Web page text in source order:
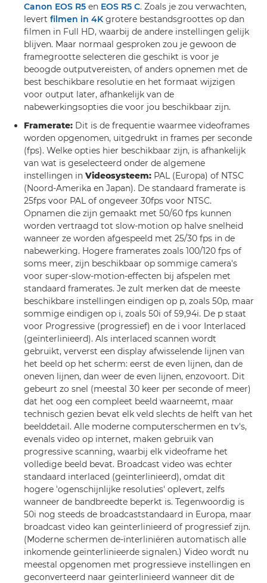
Canon EOS R5 en EOS R5 C. Zoals je zou verwachten,
levert filmen in 4K grotere bestandsgroottes op dan
filmen in Full HD, waarbij de andere instellingen gelijk
blijven. Maar normaal gesproken zou je gewoon de
framegrootte selecteren die geschikt is voor je
beoogde outputvereisten, of anders opnemen met de
best beschikbare resolutie en het formaat wijzigen
voor output later, afhankelijk van de
nabewerkingsopties die voor jou beschikbaar zijn.
Framerate: Dit is de frequentie waarmee videoframes
worden opgenomen, uitgedrukt in frames per seconde
(fps). Welke opties hier beschikbaar zijn, is afhankelijk
van wat is geselecteerd onder de algemene
instellingen in Videosysteem: PAL (Europa) of NTSC
(Noord-Amerika en Japan). De standaard framerate is
25fps voor PAL of ongeveer 30fps voor NTSC.
Opnamen die zijn gemaakt met 50/60 fps kunnen
worden vertraagd tot slow-motion op halve snelheid
wanneer ze worden afgespeeld met 25/30 fps in de
nabewerking. Hogere framerates zoals 100/120 fps of
soms meer, zijn beschikbaar op sommige camera's
voor super-slow-motion-effecten bij afspelen met
standaard framerates. Je zult merken dat de meeste
beschikbare instellingen eindigen op p, zoals 50p, maar
sommige eindigen op i, zoals 50i of 59,94i. De p staat
voor Progressive (progressief) en de i voor Interlaced
(geïnterlinieerd). Als interlaced scannen wordt
gebruikt, ververst een display afwisselende lijnen van
het beeld op het scherm: eerst de even lijnen, dan de
oneven lijnen, dan weer de even lijnen, enzovoort. Dit
gebeurt zo snel (meestal 30 keer per seconde of meer)
dat het oog een compleet beeld waarneemt, maar
technisch gezien bevat elk veld slechts de helft van het
beelddetail. Alle moderne computerschermen en tv's,
evenals video op internet, maken gebruik van
progressive scanning, waarbij elk videoframe het
volledige beeld bevat. Broadcast video was echter
standaard interlaced (geïnterlinieerd), omdat dit
hogere 'ogenschijnlijke resoluties' oplevert, zelfs
wanneer de bandbreedte beperkt is. Tegenwoordig is
50i nog steeds de broadcaststandaard in Europa, maar
broadcast video kan geïnterlinieerd of progressief zijn.
(Moderne schermen de-ïnterliniëren automatisch alle
inkomende geïnterlinieerde signalen.) Video wordt nu
meestal opgenomen met progressieve instellingen en
geconverteerd naar geïnterlinieerd wanneer dit de